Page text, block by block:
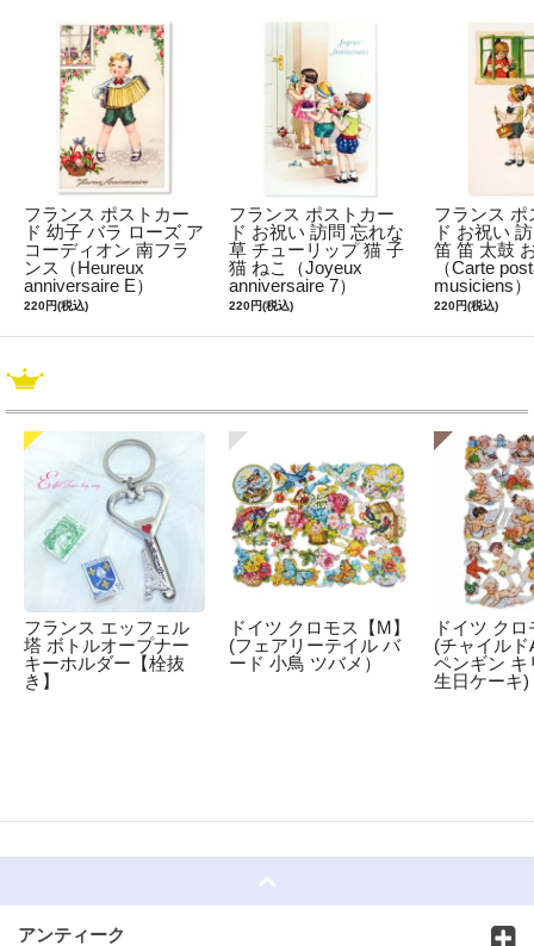
フランス ポストカー
ド 幼子 バラ ローズ ア
コーディオン 南フラ
ンス（Heureux
anniversaire E）
220円(税込)
フランス ポストカー
ド お祝い 訪問 忘れな
草 チューリップ 猫 子
猫 ねこ（Joyeux
anniversaire 7）
220円(税込)
フランス ポ
ド お祝い
笛 笛 太鼓
（Carte
musiciens）
220円(税込)
フランス エッフェル
塔 ボトルオープナー
キーホルダー【栓抜
き】
ドイツ クロモス【M】
(フェアリーテイル バ
ード 小鳥 ツバメ）
ドイツ ク
(チャイルド
ペンギン キ
生日ケーキ)
アンティーク